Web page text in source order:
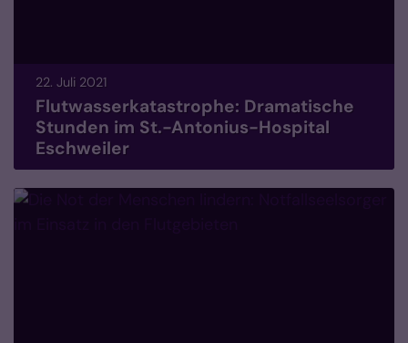
22. Juli 2021
Flutwasserkatastrophe: Dramatische
Stunden im St.-Antonius-Hospital
Eschweiler